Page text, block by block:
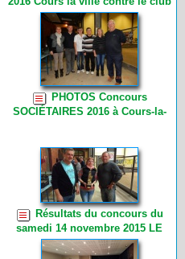
de Saint Laurent d’Oingt. 1er
tour (4)
PHOTOS Concours
SOCIÉTAIRES 2016 à Cours-la-
Résultats du concours du
samedi 14 novembre 2015 LE
CHALLENGE HENRI
MONCORGE (11)